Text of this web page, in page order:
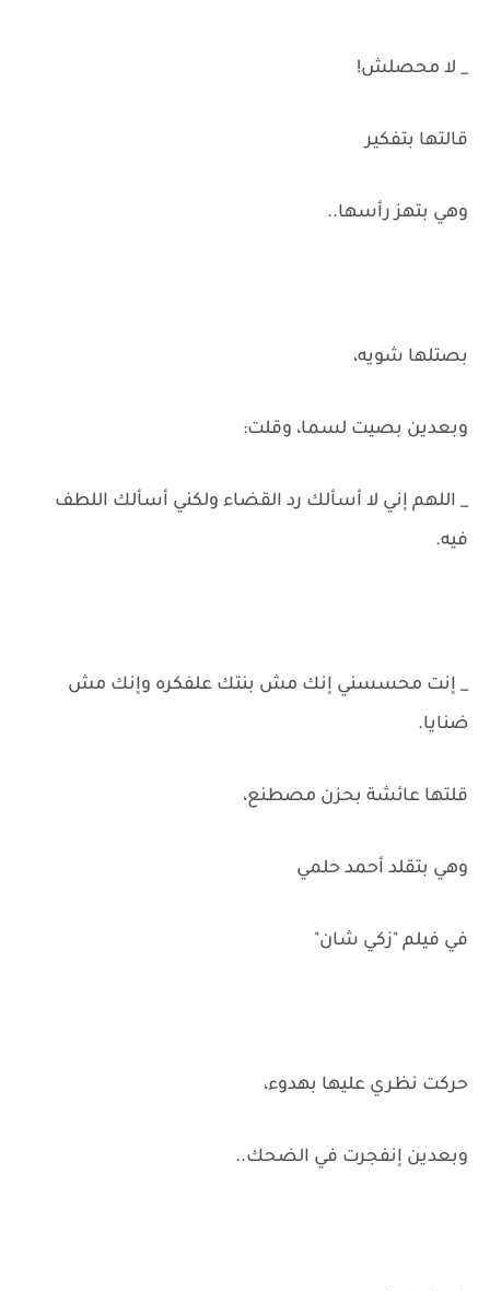
_ لا محصلش!
قالتها بتفكير
وهي بتهز رأسها..
بصتلها شويه،
وبعدين بصيت لسما، وقلت:
_ اللهم إني لا أسألك رد القضاء ولكني أسألك اللطف
فيه.
_ إنت محسسني إنك مش بنتك علفكره وإنك مش
ضنايا.
قلتها عائشة بحزن مصطنع،
وهي بتقلد أحمد حلمي
في فيلم "زكي شان"
حركت نظري عليها بهدوء،
وبعدين إنفجرت في الضحك..